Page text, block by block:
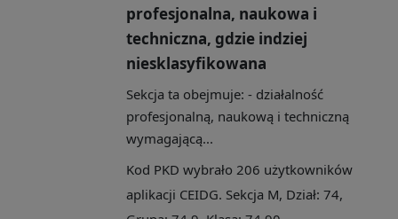
profesjonalna, naukowa i
techniczna, gdzie indziej
niesklasyfikowana
Sekcja ta obejmuje: - działalność
profesjonalną, naukową i techniczną
wymagającą...
Kod PKD wybrało 206 użytkowników
aplikacji CEIDG. Sekcja M, Dział: 74,